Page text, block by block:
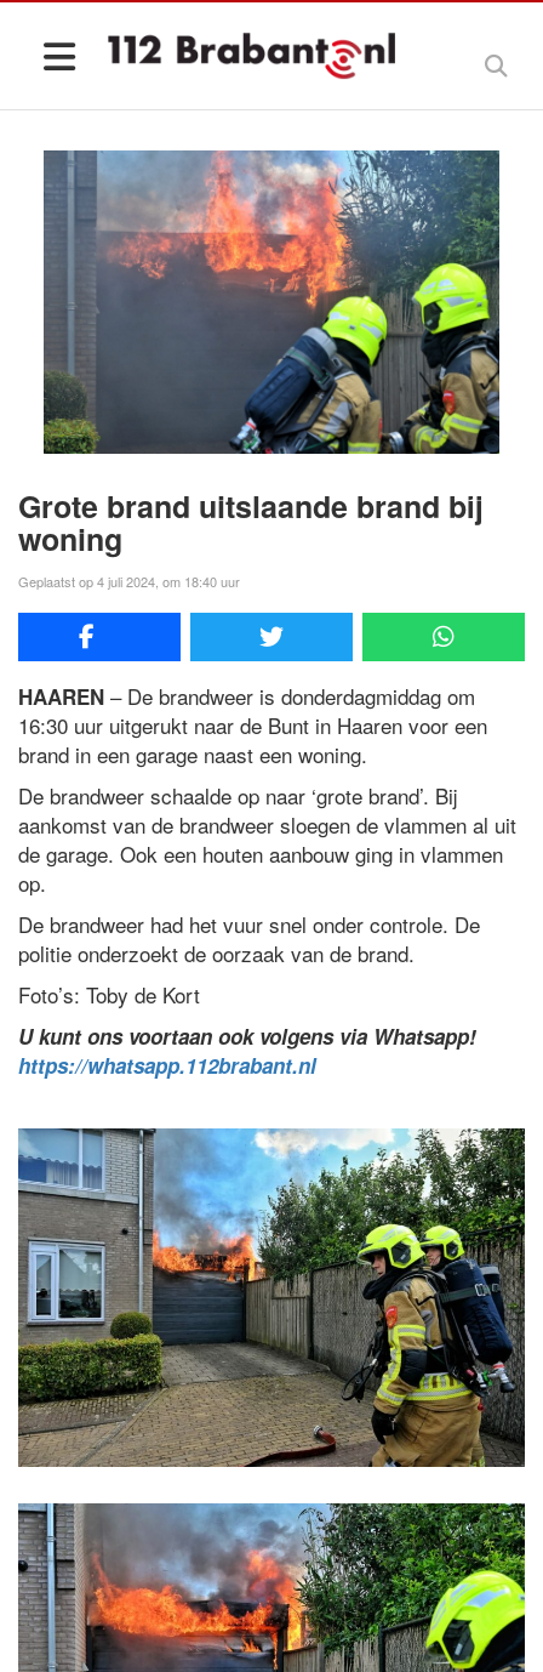
Grote brand uitslaande brand bij
woning
Geplaatst op 4 juli 2024, om 18:40 uur
HAAREN – De brandweer is donderdagmiddag om
16:30 uur uitgerukt naar de Bunt in Haaren voor een
brand in een garage naast een woning.
De brandweer schaalde op naar ‘grote brand’. Bij
aankomst van de brandweer sloegen de vlammen al uit
de garage. Ook een houten aanbouw ging in vlammen
op.
De brandweer had het vuur snel onder controle. De
politie onderzoekt de oorzaak van de brand.
Foto’s: Toby de Kort
U kunt ons voortaan ook volgens via Whatsapp!
https://whatsapp.112brabant.nl